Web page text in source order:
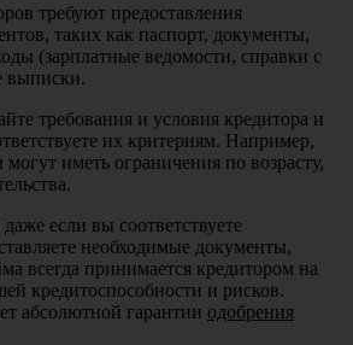
требуют предоставления
таких как паспорт, документы,
(зарплатные ведомости, справки с
выписки.
требования и условия кредитора и
их критериям. Например,
иметь ограничения по возрасту,
если вы соответствуете
необходимые документы,
всегда принимается кредитором на
кредитоспособности и рисков.
абсолютной гарантии одобрения